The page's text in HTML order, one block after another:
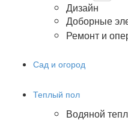
Дизайн
Доборные
Ремонт и
Сад и огород
Теплый пол
Водяной